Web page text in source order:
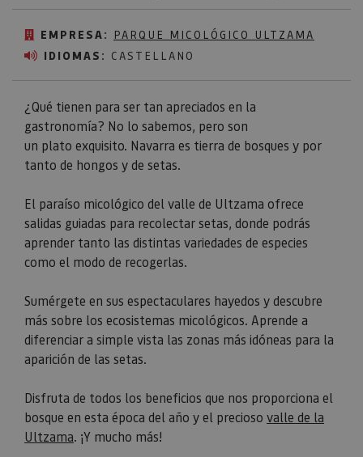
EMPRESA: PARQUE MICOLÓGICO ULTZAMA
IDIOMAS: CASTELLANO
¿Qué tienen para ser tan apreciados en la
gastronomía? No lo sabemos, pero son
un plato exquisito. Navarra es tierra de bosques y por
tanto de hongos y de setas.
El paraíso micológico del valle de Ultzama ofrece
salidas guiadas para recolectar setas, donde podrás
aprender tanto las distintas variedades de especies
como el modo de recogerlas.⁣
Sumérgete en sus espectaculares hayedos y descubre
más sobre los ecosistemas micológicos. Aprende a
diferenciar a simple vista las zonas más idóneas para la
aparición de las setas. ⁣
Disfruta de todos los beneficios que nos proporciona el
bosque en esta época del año y el precioso valle de la
Ultzama. ¡Y mucho más!